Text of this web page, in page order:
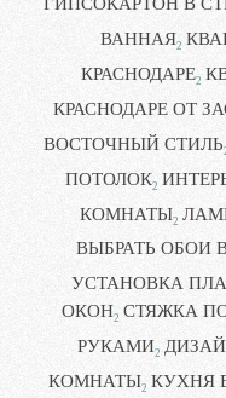
ВАННАЯ2
КРАСНОДАРЕ2
КРАСНОДАРЕ ОТ
ВОСТОЧНЫЙ СТИЛЬ
ПОТОЛОК2
КОМНАТЫ2
ВЫБРАТЬ ОБОИ
УСТАНОВКА
ОКОН2 СТЯЖКА
РУКАМИ2
КОМНАТЫ2 КУХНЯ